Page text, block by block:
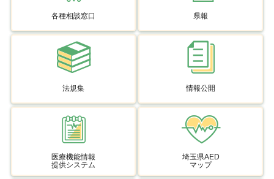
各種相談窓口 県報
法規集 情報公開
医療機能情報
提供システム
埼玉県AED
マップ